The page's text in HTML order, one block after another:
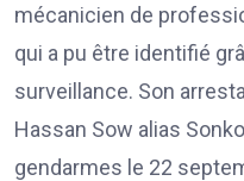
mécanicien de
qui a pu être identifié
surveillance. Son
Hassan Sow alias
gendarmes le 22